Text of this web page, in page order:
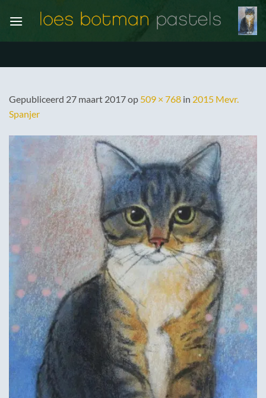
naar
Gepubliceerd 27 maart 2017op 509 × 768 in 2015 Mevr.
Spanjer